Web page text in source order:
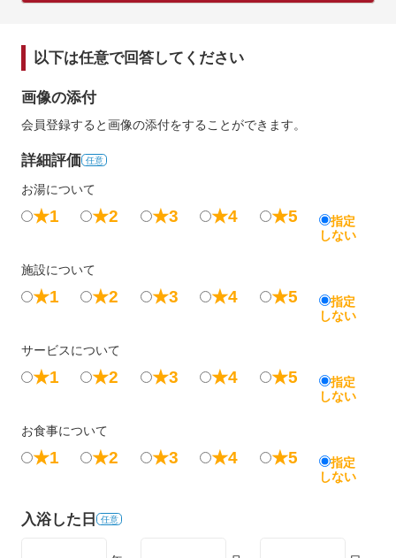
以下は任意で回答してください
画像の添付
会員登録すると画像の添付をすることができます。
詳細評価 任意
お湯について
★1 ★2 ★3 ★4 ★5
指定
しない
施設について
★1 ★2 ★3 ★4 ★5
指定
しない
サービスについて
★1 ★2 ★3 ★4 ★5
指定
しない
お食事について
★1 ★2 ★3 ★4 ★5
指定
しない
入浴した日 任意